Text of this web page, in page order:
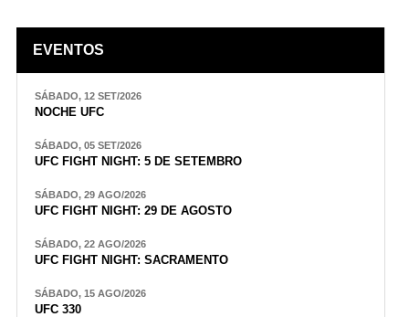
EVENTOS
SÁBADO, 12 SET/2026
NOCHE UFC
SÁBADO, 05 SET/2026
UFC FIGHT NIGHT: 5 DE SETEMBRO
SÁBADO, 29 AGO/2026
UFC FIGHT NIGHT: 29 DE AGOSTO
SÁBADO, 22 AGO/2026
UFC FIGHT NIGHT: SACRAMENTO
SÁBADO, 15 AGO/2026
UFC 330